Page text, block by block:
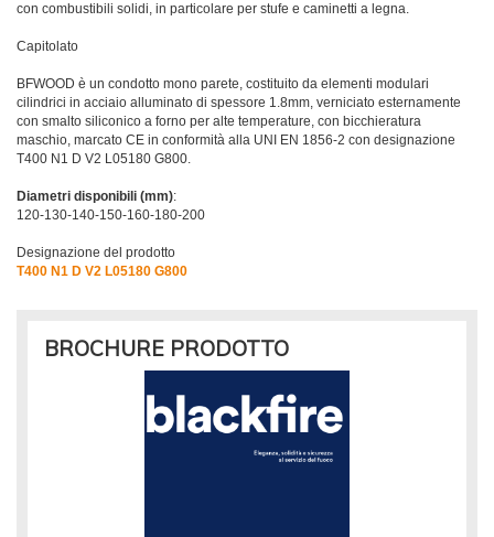
con combustibili solidi, in particolare per stufe e caminetti a legna.
Capitolato
BFWOOD è un condotto mono parete, costituito da elementi modulari
cilindrici in acciaio alluminato di spessore 1.8mm, verniciato esternamente
con smalto siliconico a forno per alte temperature, con bicchieratura
maschio, marcato CE in conformità alla UNI EN 1856-2 con designazione
T400 N1 D V2 L05180 G800.
Diametri disponibili (mm):
120-130-140-150-160-180-200
Designazione del prodotto
T400 N1 D V2 L05180 G800
BROCHURE PRODOTTO